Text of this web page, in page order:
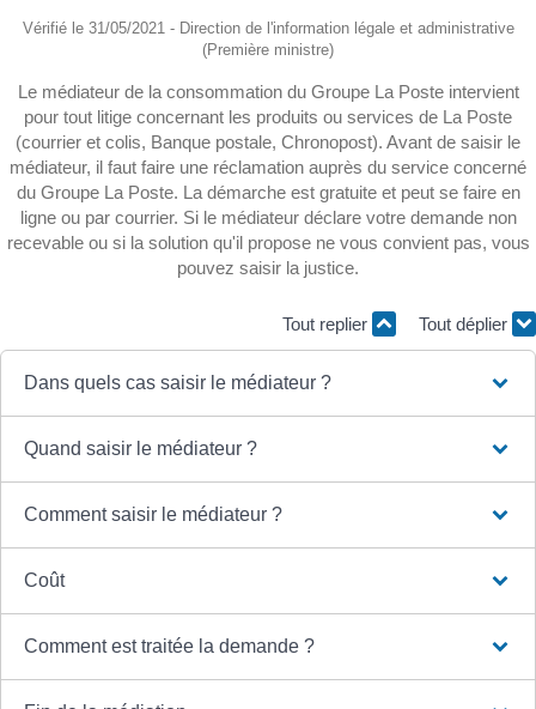
Vérifié le 31/05/2021 - Direction de l'information légale et administrative
(Première ministre)
Le médiateur de la consommation du Groupe La Poste intervient
pour tout litige concernant les produits ou services de La Poste
(courrier et colis, Banque postale, Chronopost). Avant de saisir le
médiateur, il faut faire une réclamation auprès du service concerné
du Groupe La Poste. La démarche est gratuite et peut se faire en
ligne ou par courrier. Si le médiateur déclare votre demande non
recevable ou si la solution qu'il propose ne vous convient pas, vous
pouvez saisir la justice.
Tout replier Tout déplier
Dans quels cas saisir le médiateur ?
Quand saisir le médiateur ?
Comment saisir le médiateur ?
Coût
Comment est traitée la demande ?